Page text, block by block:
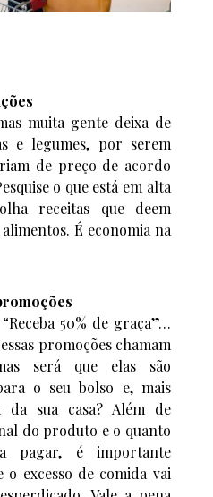
muita gente deixa de
e legumes, por serem
de preço de acordo
o que está em alta
receitas que deem
É economia na
50% de graça”…
promoções chamam
será que elas são
o seu bolso e, mais
sua casa? Além de
do produto e o quanto
pagar, é importante
o excesso de comida vai